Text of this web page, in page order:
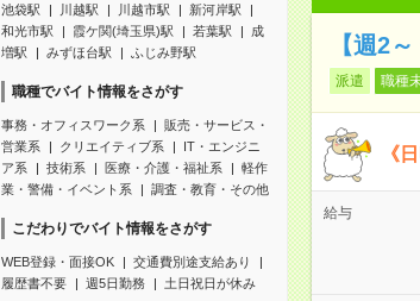
池袋駅 川越駅 川越市駅
新河岸駅
和光市駅
霞ケ関(埼玉県)駅 若葉駅
成
増駅
みずほ台駅 ふじみ野駅
職種でバイト情報をさがす
事務・オフィスワーク系
販売・サービス・
営業系
クリエイティブ系
IT・エンジニ
ア系
技術系 医療・介護・福祉系
軽作
業・警備・イベント系
調査・教育・その他
こだわりでバイト情報をさがす
WEB登録・面接OK
交通費別途支給あり
履歴書不要
週5日勤務 土日祝日が休み
【週2
派遣 職種
《
給与